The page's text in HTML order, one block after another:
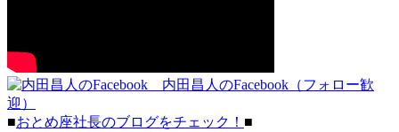
内田昌人のFacebook（フォロー歓
迎）
■おとめ座社長のブログをチェック！ ■